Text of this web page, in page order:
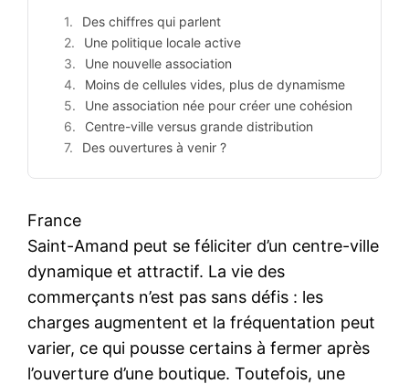
Des chiffres qui parlent
Une politique locale active
Une nouvelle association
Moins de cellules vides, plus de dynamisme
Une association née pour créer une cohésion
Centre-ville versus grande distribution
Des ouvertures à venir ?
France
Saint-Amand peut se féliciter d’un centre-ville
dynamique et attractif. La vie des
commerçants n’est pas sans défis : les
charges augmentent et la fréquentation peut
varier, ce qui pousse certains à fermer après
l’ouverture d’une boutique. Toutefois, une